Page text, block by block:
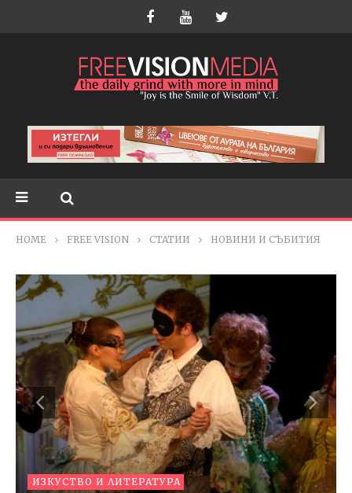
HOME FREE VISION СТАТИИ НОВИНИ И СЪБИТИЯ
ИЗКУСТВО И ЛИТЕРАТУРА